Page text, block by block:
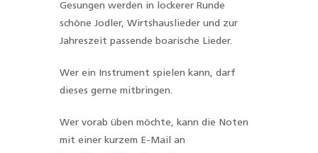
Gesungen werden in lockerer Runde
schöne Jodler, Wirtshauslieder und zur
Jahreszeit passende boarische Lieder.
Wer ein Instrument spielen kann, darf
dieses gerne mitbringen.
Wer vorab üben möchte, kann die Noten
mit einer kurzem E-Mail an